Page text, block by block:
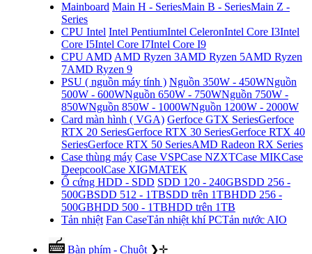
Mainboard Main H - SeriesMain B - SeriesMain Z -
Series
CPU Intel Intel PentiumIntel CeleronIntel Core I3Intel
Core I5Intel Core I7Intel Core I9
CPU AMD AMD Ryzen 3AMD Ryzen 5AMD Ryzen
7AMD Ryzen 9
PSU ( nguồn máy tính ) Nguồn 350W - 450WNguồn
500W - 600WNguồn 650W - 750WNguồn 750W -
850WNguồn 850W - 1000WNguồn 1200W - 2000W
Card màn hình ( VGA) Gerfoce GTX SeriesGerfoce
RTX 20 SeriesGerfoce RTX 30 SeriesGerfoce RTX 40
SeriesGerfoce RTX 50 SeriesAMD Radeon RX Series
Case thùng máy Case VSPCase NZXTCase MIKCase
DeepcoolCase XIGMATEK
Ổ cứng HDD - SDD SDD 120 - 240GBSDD 256 -
500GBSDD 512 - 1TBSDD trên 1TBHDD 256 -
500GBHDD 500 - 1TBHDD trên 1TB
Tản nhiệt Fan CaseTản nhiệt khí PCTản nước AIO
Bàn phím - Chuột ❯✛